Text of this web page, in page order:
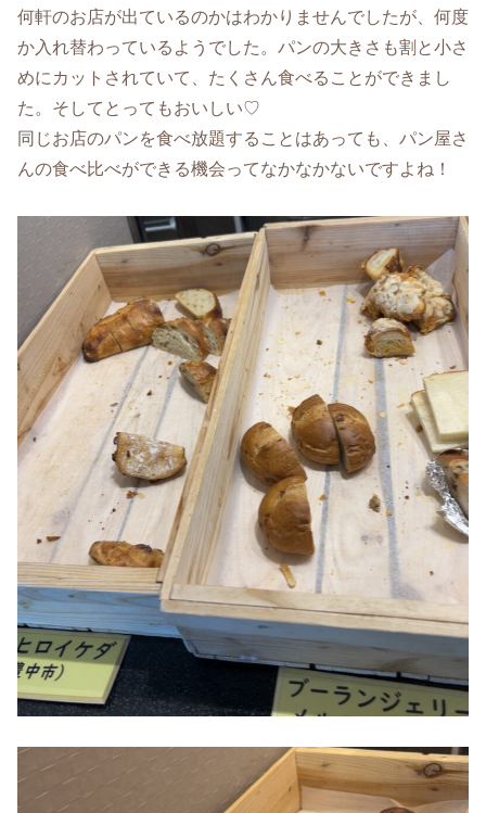
何軒のお店が出ているのかはわかりませんでしたが、何度
か入れ替わっているようでした。パンの大きさも割と小さ
めにカットされていて、たくさん食べることができまし
た。そしてとってもおいしい♡
同じお店のパンを食べ放題することはあっても、パン屋さ
んの食べ比べができる機会ってなかなかないですよね！